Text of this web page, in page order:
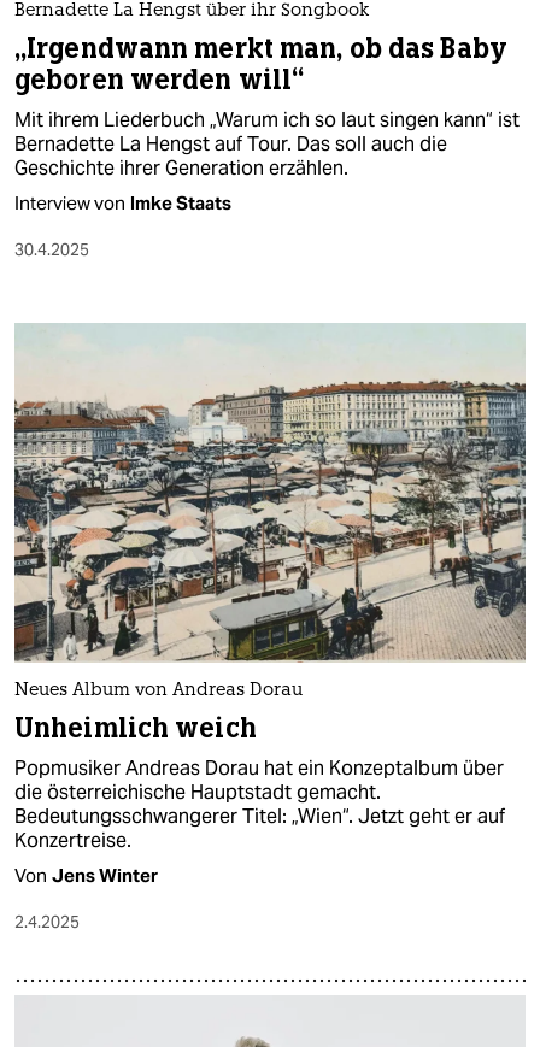
Bernadette La Hengst über ihr Songbook
„Irgendwann merkt man, ob das Baby
geboren werden will“
Mit ihrem Liederbuch „Warum ich so laut singen kann“ ist
Bernadette La Hengst auf Tour. Das soll auch die
Geschichte ihrer Generation erzählen.
Interview von Imke Staats
30.4.2025
Neues Album von Andreas Dorau
Unheimlich weich
Popmusiker Andreas Dorau hat ein Konzeptalbum über
die österreichische Hauptstadt gemacht.
Bedeutungsschwangerer Titel: „Wien“. Jetzt geht er auf
Konzertreise.
Von Jens Winter
2.4.2025